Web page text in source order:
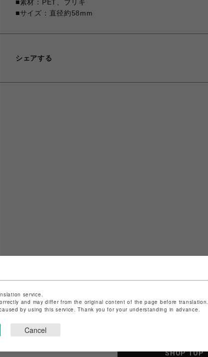
■素材：PET、ブリキ
■サイズ：直径約58mm
シェアする
SHOP TOP
service.
and may differ from the original content of the page before translation.
by using this service. Thank you for your understanding in advance.
Cancel